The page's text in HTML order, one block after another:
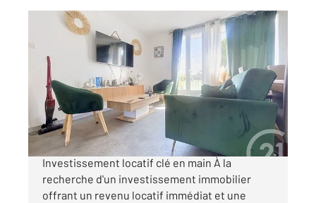
ROCHEFORT 17
, 4 pièces
Ref : 1904
Appartement F4 à vendre
107 400 €
ROCHEFORT Appartement T4 vendu loué
Investissement locatif clé en main À la
recherche d'un investissement immobilier
offrant un revenu locatif immédiat et une